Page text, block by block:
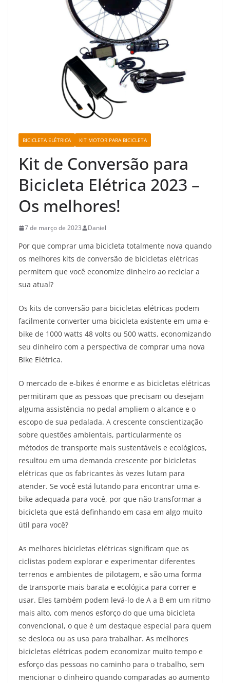
BICICLETA ELÉTRICA KIT MOTOR PARA BICICLETA
Kit de Conversão para
Bicicleta Elétrica 2023 –
Os melhores!
7 de março de 2023 Daniel
Por que comprar uma bicicleta totalmente nova quando
os melhores kits de conversão de bicicletas elétricas
permitem que você economize dinheiro ao reciclar a
sua atual?
Os kits de conversão para bicicletas elétricas podem
facilmente converter uma bicicleta existente em uma e-
bike de 1000 watts 48 volts ou 500 watts, economizando
seu dinheiro com a perspectiva de comprar uma nova
Bike Elétrica.
O mercado de e-bikes é enorme e as bicicletas elétricas
permitiram que as pessoas que precisam ou desejam
alguma assistência no pedal ampliem o alcance e o
escopo de sua pedalada. A crescente conscientização
sobre questões ambientais, particularmente os
métodos de transporte mais sustentáveis e ecológicos,
resultou em uma demanda crescente por bicicletas
elétricas que os fabricantes às vezes lutam para
atender. Se você está lutando para encontrar uma e-
bike adequada para você, por que não transformar a
bicicleta que está definhando em casa em algo muito
útil para você?
As melhores bicicletas elétricas significam que os
ciclistas podem explorar e experimentar diferentes
terrenos e ambientes de pilotagem, e são uma forma
de transporte mais barata e ecológica para correr e
usar. Eles também podem levá-lo de A a B em um ritmo
mais alto, com menos esforço do que uma bicicleta
convencional, o que é um destaque especial para quem
se desloca ou as usa para trabalhar. As melhores
bicicletas elétricas podem economizar muito tempo e
esforço das pessoas no caminho para o trabalho, sem
mencionar o dinheiro quando comparadas ao aumento